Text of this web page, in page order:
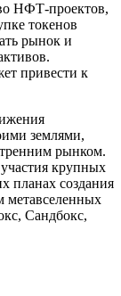
НФТ-проектов,
токенов
рынок и
привести к
землями,
рынком.
крупных
планах создания
метавселенных
Сандбокс,